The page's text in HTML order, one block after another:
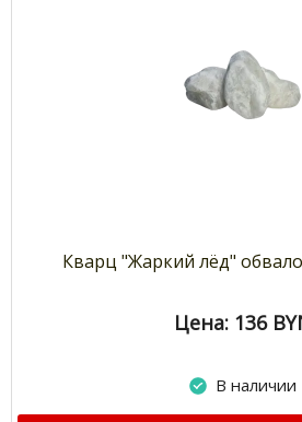
Кварц "Жаркий лёд"
Цена: 136
В наличии